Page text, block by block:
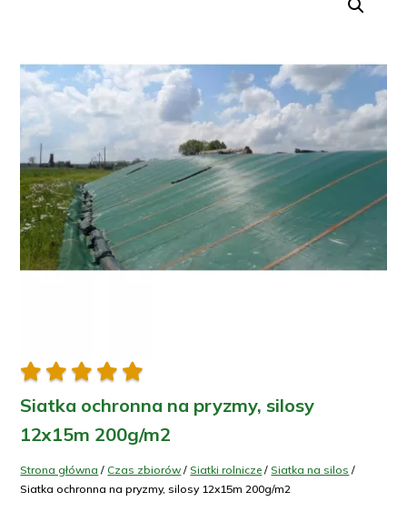
    
Siatka ochronna na pryzmy, silosy
12x15m 200g/m2
Strona główna / Czas zbiorów / Siatki rolnicze / Siatka na silos /
Siatka ochronna na pryzmy, silosy 12x15m 200g/m2